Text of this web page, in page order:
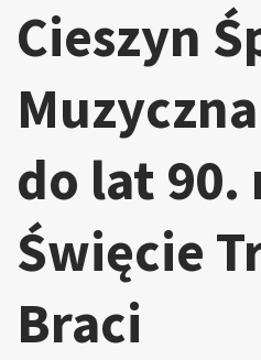
Cieszyn
do lat 90.
Święcie
Braci